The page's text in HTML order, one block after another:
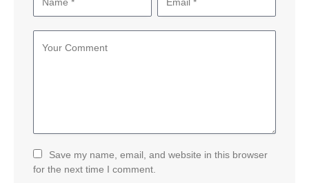
Save my name, email, and website in this browser
for the next time I comment.